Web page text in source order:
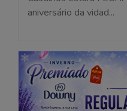
aniversário da vidad...